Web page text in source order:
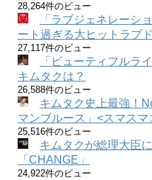
28,264件のビュー
「ラブジェネレーシ
ート過ぎる大ヒットラブ
27,117件のビュー
「ビューティフルラ
キムタクは？
26,588件のビュー
キムタク史上最強！
マンブルース」<スマス
25,516件のビュー
キムタクが総理大臣
「CHANGE」
24,922件のビュー